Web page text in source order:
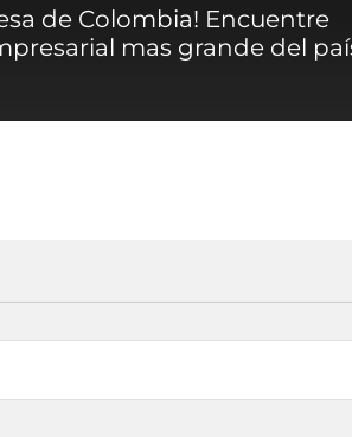
de Colombia! Encuentre
mas grande del